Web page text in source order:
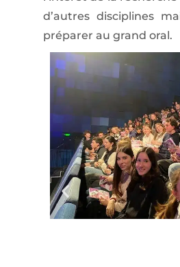
d’autres disciplines
préparer au grand oral.